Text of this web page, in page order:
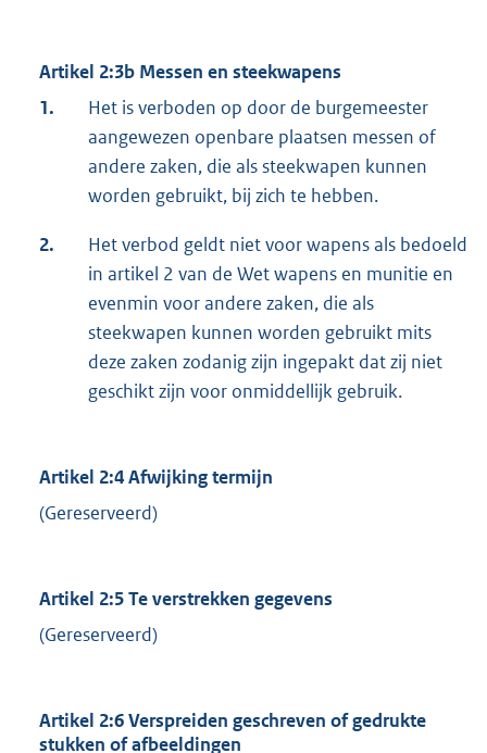
Artikel 2:3b Messen en steekwapens
1.
Het is verboden op door de burgemeester
aangewezen openbare plaatsen messen of
andere zaken, die als steekwapen kunnen
worden gebruikt, bij zich te hebben.
2.
Het verbod geldt niet voor wapens als bedoeld
in artikel 2 van de Wet wapens en munitie en
evenmin voor andere zaken, die als
steekwapen kunnen worden gebruikt mits
deze zaken zodanig zijn ingepakt dat zij niet
geschikt zijn voor onmiddellijk gebruik.
Artikel 2:4 Afwijking termijn
(Gereserveerd)
Artikel 2:5 Te verstrekken gegevens
(Gereserveerd)
Artikel 2:6 Verspreiden geschreven of gedrukte
stukken of afbeeldingen